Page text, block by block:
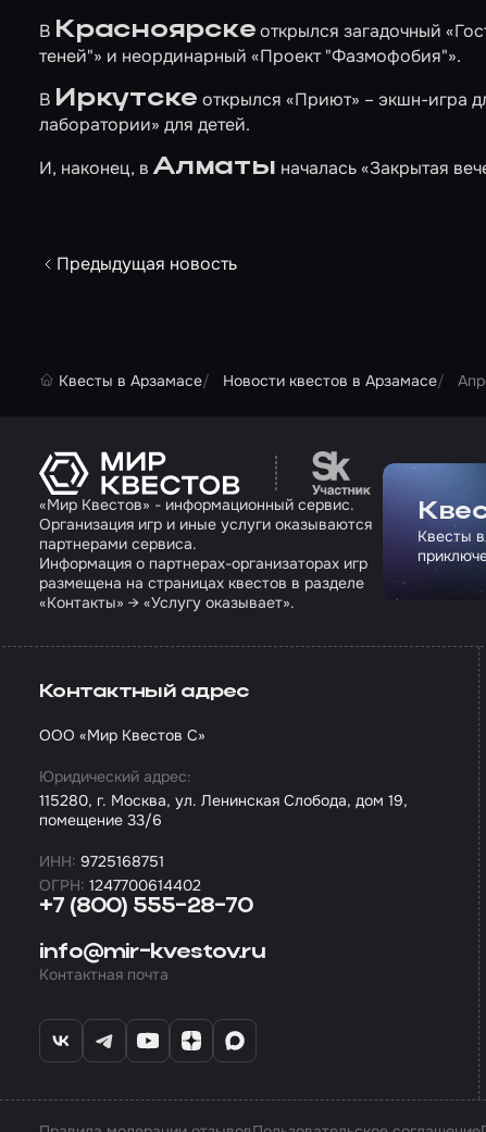
В Красноярскеоткрылся загадочный
теней"» и неординарный «Проект "Фазмофобия"».
В Иркутске открылся«Приют» – экшн-игра
лаборатории» для детей.
И, наконец, вАлматы началась«Закрытая
Предыдущая новость
Квесты в Арзамасе Новости квестов в Арзамасе
Перейти на сайт
«Мир Квестов» - информационный сервис.
Организация игр и иные услуги оказываются
партнерами сервиса.
Информация о партнерах-организаторах игр
размещена на страницах квестов в разделе
«Контакты» → «Услугу оказывает».
Квесты
+7 (800) 555-28-70
info@mir-kvestov.ru
Контактная почта
Контактный адрес
ООО «Мир Квестов С»
Юридический адрес:
115280, г. Москва, ул. Ленинская Слобода, дом 19,
помещение 33/6
ИНН: 9725168751
ОГРН: 1247700614402